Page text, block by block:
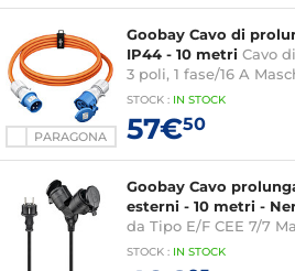
PARAGONA
Goobay Cavo di
IP44 - 10 metri Cavo
3 poli, 1 fase/16 A
fase/16 A Femmina - 10
STOCK : IN STOCK
57€50
Goobay Cavo
esterni - 10 metri -
da Tipo E/F CEE 7/7
Femmina - 10 m
STOCK : IN STOCK